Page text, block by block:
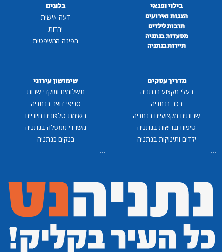
בילוי ופנאי
הצגות ואירועים
תרבות לילדים
מסעדות בנתניה
תיירות בנתניה
...
בלוגים
דעה אישית
יהדות
הפינה המשפטית
מדריך עסקים
בעלי מקצוע בנתניה
רכב בנתניה
שרותים מקצועיים בנתניה
טיפוח ובריאות בנתניה
ילדים ותינוקות בנתניה
...
שימושון עירוני
תשלומים ומוקדי שרות
סניפי דואר בנתניה
רשימת טלפונים חיוניים
משרדי ממשלה בנתניה
בנקים בנתניה
...